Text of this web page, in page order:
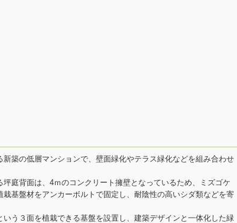
築の低層マンションで、壁面緑化やテラス緑化などを組み合わせ
庭背面は、4ｍのコンクリート擁壁となっているため、ミズゴケ
基盤材をアンカーボルトで固定し、耐陰性の高いシダ類などを寄
う３面を植栽できる基盤を設置し、建築デザインと一体化した緑